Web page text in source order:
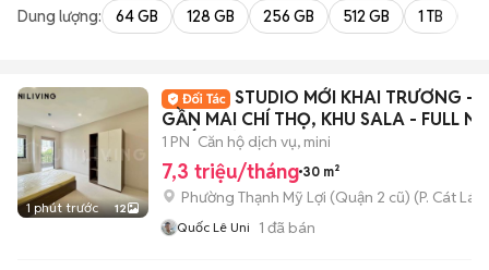
Dung lượng: 64 GB 128 GB 256 GB 512 GB 1 TB
1 phút trước 12
STUDIO MỚI KHAI TRƯƠNG -
GẦN MAI CHÍ THỌ, KHU SALA - FULL
THẤT MỚI
1 PN Căn hộ dịch vụ, mini
7,3 triệu/tháng 30 m²
Phường Thạnh Mỹ Lợi (Quận 2 cũ) (P. Cát Lái
Quốc Lê Uni 1 đã bán